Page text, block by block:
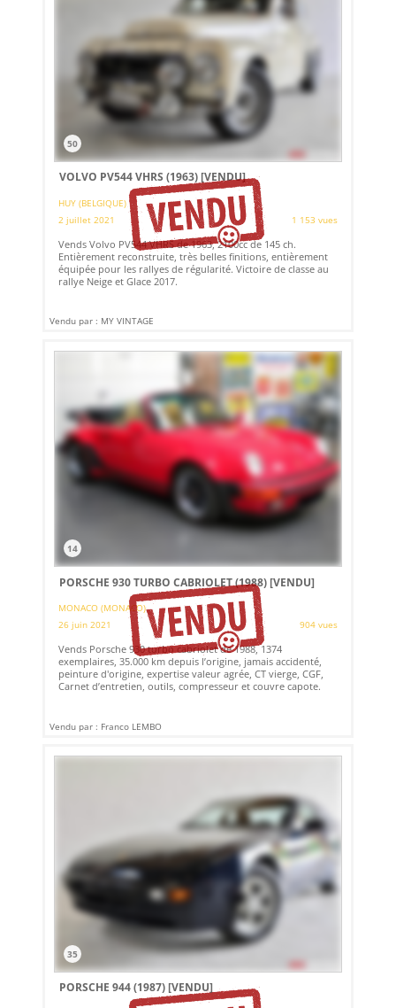
50
VOLVO PV544 VHRS (1963)[VENDU]
HUY (BELGIQUE)
2 juillet 2021
1 153 vues
Vends Volvo PV544 VHRS de 1963, 2100cc de 145 ch.
Entièrement reconstruite, très belles finitions, entièrement
équipée pour les rallyes de régularité. Victoire de classe au
rallye Neige et Glace 2017.
Vendu par : MY VINTAGE
14
PORSCHE 930 TURBO CABRIOLET (1988)[VENDU]
MONACO (MONACO)
26 juin 2021
904 vues
Vends Porsche 930 turbo cabriolet de 1988, 1374
exemplaires, 35.000 km depuis l’origine, jamais accidenté,
peinture d'origine, expertise valeur agrée, CT vierge, CGF,
Carnet d’entretien, outils, compresseur et couvre capote.
Vendu par : Franco LEMBO
35
PORSCHE 944 (1987)[VENDU]